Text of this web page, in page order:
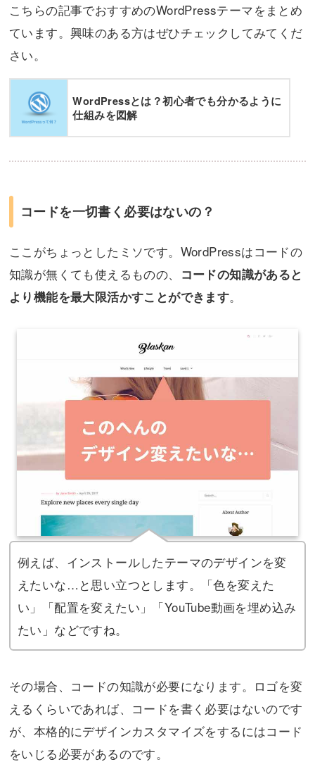
こちらの記事でおすすめのWordPressテーマをまとめ
ています。興味のある方はぜひチェックしてみてくだ
さい。
WordPressとは？初心者でも分かるように
仕組みを図解
コードを一切書く必要はないの？
ここがちょっとしたミソです。WordPressはコードの
知識が無くても使えるものの、
コードの知識があると
より機能を最大限活かすことができます。
例えば、インストールしたテーマのデザインを変
えたいな…と思い立つとします。「色を変えた
い」「配置を変えたい」「YouTube動画を埋め込み
たい」などですね。
その場合、コードの知識が必要になります。ロゴを変
えるくらいであれば、コードを書く必要はないのです
が、本格的にデザインカスタマイズをするにはコード
をいじる必要があるのです。